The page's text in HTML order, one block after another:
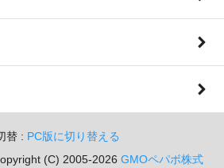
替 : PC版に切り替える
(C) 2005-2026 GMOペパボ株式